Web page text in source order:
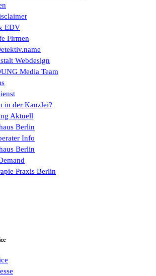
EDV
Firmen
Webdesign
Media Team
in der Kanzlei?
Aktuell
Berlin
Info
Berlin
Praxis Berlin